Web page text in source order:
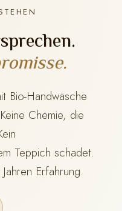
Bio-Handwäsche
Chemie, die
Teppich schadet.
Erfahrung.